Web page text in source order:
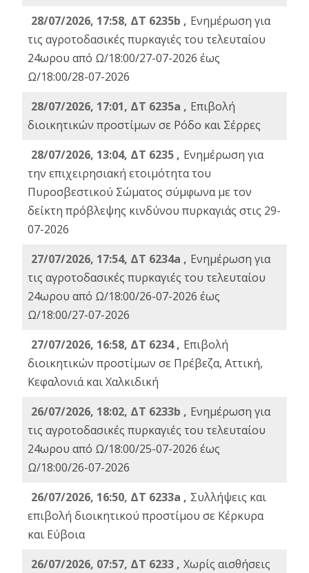
28/07/2026, 17:58, ΔΤ 6235b , Ενημέρωση για
τις αγροτοδασικές πυρκαγιές του τελευταίου
24ωρου από Ω/18:00/27-07-2026 έως
Ω/18:00/28-07-2026
28/07/2026, 17:01, ΔΤ 6235a , Eπιβολή
διοικητικών προστίμων σε Ρόδο και Σέρρες
28/07/2026, 13:04, ΔΤ 6235 , Ενημέρωση για
την επιχειρησιακή ετοιμότητα του
Πυροσβεστικού Σώματος σύμφωνα με τον
δείκτη πρόβλεψης κινδύνου πυρκαγιάς στις 29-
07-2026
27/07/2026, 17:54, ΔΤ 6234a , Ενημέρωση για
τις αγροτοδασικές πυρκαγιές του τελευταίου
24ωρου από Ω/18:00/26-07-2026 έως
Ω/18:00/27-07-2026
27/07/2026, 16:58, ΔΤ 6234 , Eπιβολή
διοικητικών προστίμων σε Πρέβεζα, Αττική,
Κεφαλονιά και Χαλκιδική
26/07/2026, 18:02, ΔΤ 6233b , Ενημέρωση για
τις αγροτοδασικές πυρκαγιές του τελευταίου
24ωρου από Ω/18:00/25-07-2026 έως
Ω/18:00/26-07-2026
26/07/2026, 16:50, ΔΤ 6233a , Συλλήψεις και
επιβολή διοικητικού προστίμου σε Κέρκυρα
και Εύβοια
26/07/2026, 07:57, ΔΤ 6233 , Χωρίς αισθήσεις